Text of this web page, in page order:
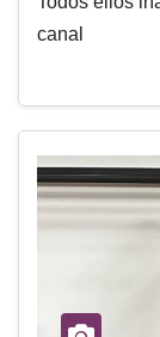
canal